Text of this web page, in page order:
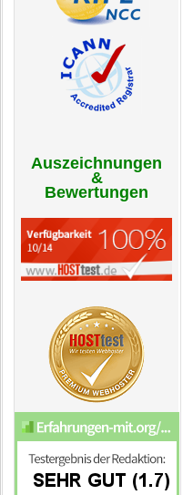
Auszeichnungen
&
Bewertungen